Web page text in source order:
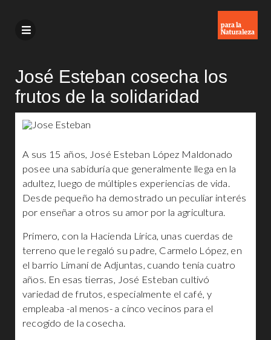
José Esteban cosecha los
frutos de la solidaridad
A sus 15 años, José Esteban López Maldonado
posee una sabiduría que generalmente llega en la
adultez, luego de múltiples experiencias de vida.
Desde pequeño ha demostrado un peculiar interés
por enseñar a otros su amor por la agricultura.
Primero, con la Hacienda Lírica, unas cuerdas de
terreno que le regaló su padre, Carmelo López, en
el barrio Limaní de Adjuntas, cuando tenía cuatro
años. En esas tierras, José Esteban cultivó
variedad de frutos, especialmente el café, y
empleaba -al menos- a cinco vecinos para el
recogido de la cosecha.